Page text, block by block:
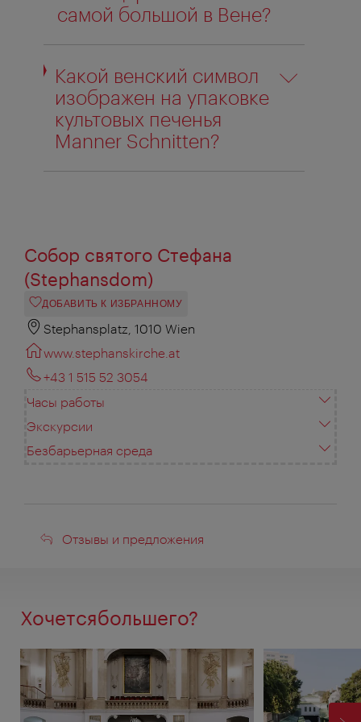
самой большой в Вене?
Какой венский символ
изображен на упаковке
культовых печенья
Manner Schnitten?
Собор святого Стефана
(Stephansdom)
ДОБАВИТЬ К ИЗБРАННОМУ
Stephansplatz, 1010 Wien
www.stephanskirche.at
+43 1 515 52 3054
Часы работы
Экскурсии
Безбарьерная среда
Отзывы
Отзывы и предложения
Хочетсябольшего?